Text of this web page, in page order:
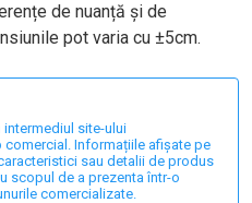
de nuanță și de
pot varia cu ±5cm.
site-ului
Informațiile afișate pe
sau detalii de produs
scopul de a prezenta într-o
comercializate.